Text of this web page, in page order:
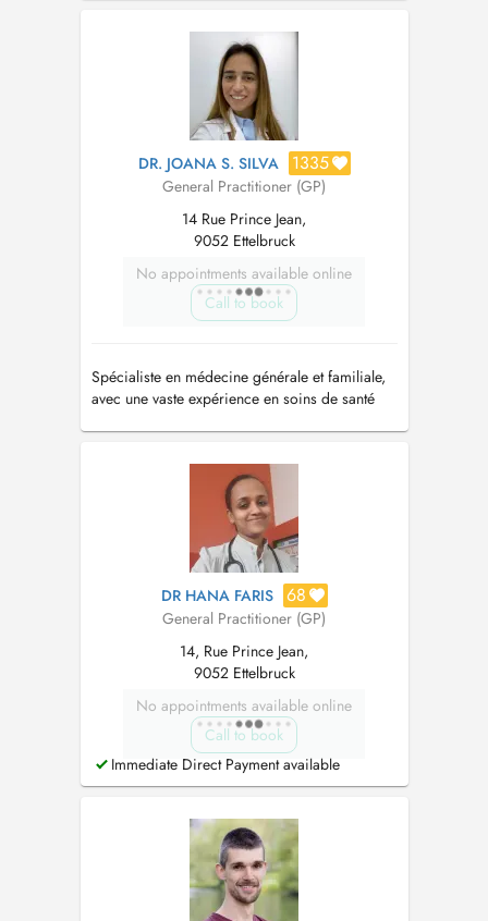
DR. JOANA S. SILVA 1335
General Practitioner (GP)
14 Rue Prince Jean,
9052 Ettelbruck
No appointments available online
Call to book
Spécialiste en médecine générale et familiale,
avec une vaste expérience en soins de santé
DR HANA FARIS 68
General Practitioner (GP)
14, Rue Prince Jean,
9052 Ettelbruck
No appointments available online
Call to book
Immediate Direct Payment available